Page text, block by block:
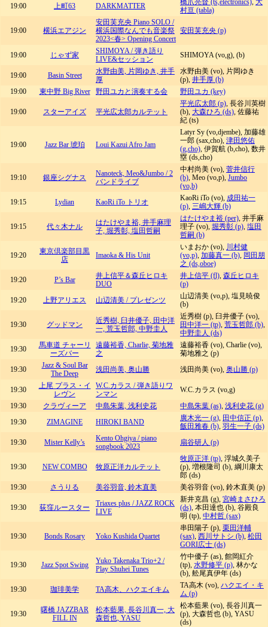
19:00 上町63 DARKMATTER 橋爪亮督 (ts,electronics), 大
村亘 (tabla)
19:00 横浜エアジン
安田芙充央 Piano SOLO /
横浜国際なんでも音楽祭
2023<春> Opening Concert
安田芙充央 (p)
19:00 じゃず家
SHIMOYA / 弾き語り
LIVE&セッション
SHIMOYA (vo,g), (b)
19:00 Basin Street
水野由美, 片岡ゆき, 井手
厚
水野由美 (vo), 片岡ゆき
(p), 井手厚 (b)
19:00
東中野 Big River 野田ユカと演奏する会 野田ユカ (key)
19:00 スターアイズ 平光広太郎カルテット
平光広太郎 (p), 長谷川英樹
(b), 大森ひろ (ds), 佐藤祐
紀 (ts)
19:00 Jazz Bar 琥珀 Loui Kazui Afro Jam
Latyr Sy (vo,djembe), 加藤雄
一郎 (sax,cho), 津田悠佑
(g,cho), 伊賀航 (b,cho), 数井
塁 (ds,cho)
19:10 銀座シグナス
Nanoteck, Meo&Jumbo / 2
バンドライブ
中村尚美 (vo), 菅井信行
(b), Meo (vo,p), Jumbo
(vo,b)
19:15
Lydian KaoRi iTo トリオ KaoRi iTo (vo), 成田祐一
(p), 三嶋大輝 (b)
19:15 代々木ナル
はたけやま裕, 井手麻理
子, 堀秀彰, 塩田哲嗣
はたけやま裕 (per), 井手麻
理子 (vo), 堀秀彰 (p), 塩田
哲嗣 (b)
19:20
東京倶楽部目黒
店
Imaoka & His Unit
いまおか (vo), 川村健
(vo,p), 加藤真一 (b), 岡田朋
之 (ds,oboe)
19:20
P’s Bar
井上信平＆森丘ヒロキ
DUO
井上信平 (fl), 森丘ヒロキ
(p)
19:20
上野アリエス 山辺清美 / プレゼンツ
山辺清美 (vo,p), 塩見暁俊
(b)
19:30 グッドマン
近秀樹, 臼井優子, 田中洋
一, 荒玉哲郎, 中野圭人
近秀樹 (p), 臼井優子 (vo),
田中洋一 (tp), 荒玉哲郎 (b),
中野圭人 (ds)
19:30
馬車道 チャーリ
ーズバー
遠藤裕香, Charlie, 菊地雅
之
遠藤裕香 (vo), Charlie (vo),
菊地雅之 (p)
19:30
Jazz & Soul Bar
The Deep
浅田尚美, 奥山勝 浅田尚美 (vo), 奥山勝 (p)
19:30
上尾 プラス・イ
レヴン
W.C.カラス / 弾き語りワ
ンマン
W.C.カラス (vo,g)
19:30
クラヴィーア 中島朱葉, 浅利史花 中島朱葉 (as), 浅利史花 (g)
19:30
ZIMAGINE HIROKI BAND 廣木光一 (g), 田中信正 (p),
飯田雅春 (b), 羽生一子 (ds)
19:30
Mister Kelly’s
Kento Ohgiya / piano
songbook 2023
扇谷研人 (p)
19:30 NEW COMBO 牧原正洋カルテット
牧原正洋 (tp), 浮城久美子
(p), 増根隆司 (b), 綱川康太
郎 (ds)
19:30
さうりる 美谷羽音, 鈴木直美 美谷羽音 (vo), 鈴木直美 (p)
19:30 荻窪ルースター
Triaxes plus / JAZZ ROCK
LIVE
新井克昌 (g), 宮崎まさひろ
(ds), 本田達也 (b), 谷殿良
明 (tp), 中村哲 (sax)
19:30 Bonds Rosary Yoko Kushida Quartet
串田陽子 (p), 栗田洋輔
(sax), 西川サトシ (b), 松田
GORI広士 (ds)
19:30 Jazz Spot Swing
Yuko Takenaka Trio+2 /
Play Shuhei Tunes
竹中優子 (as), 館岡紅介
(tp), 水野修平 (p), 林かな
(b), 舩尾真伊年 (ds)
19:30
珈琲美学 TA高木、ハクエイキム TA高木 (vo), ハクエイ・キ
ム (p)
19:30
曙橋 JAZZBAR
FILL IN
松本藍果, 長谷川真一, 大
森哲也, YASU
松本藍果 (vo), 長谷川真一
(p), 大森哲也 (b), YASU
(ds)